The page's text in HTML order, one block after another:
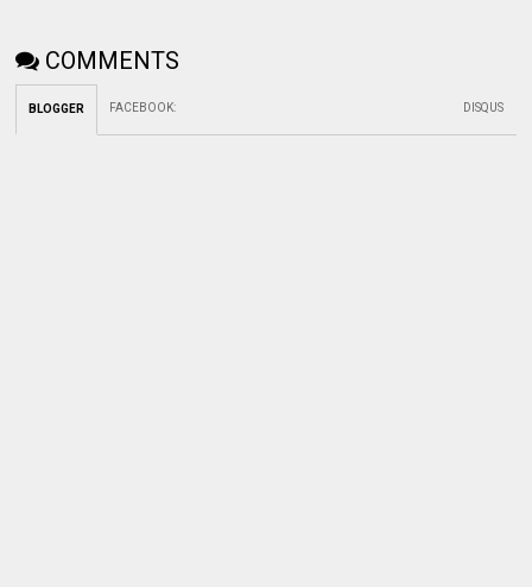
COMMENTS
BLOGGER FACEBOOK: DISQUS